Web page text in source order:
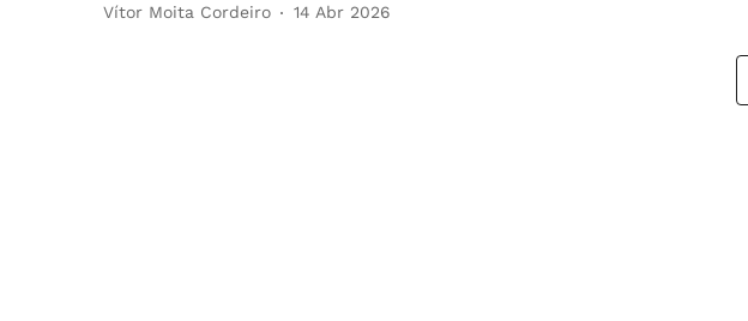
Vítor Moita Cordeiro 14 Abr 2026